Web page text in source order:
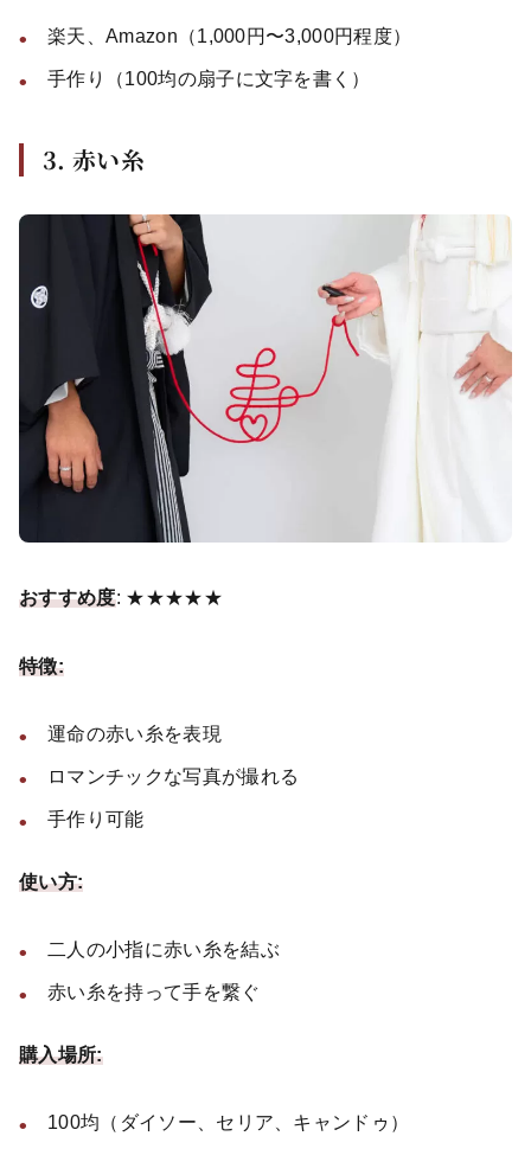
楽天、Amazon（1,000円〜3,000円程度）
手作り（100均の扇子に文字を書く）
3. 赤い糸
おすすめ度: ★★★★★
特徴:
運命の赤い糸を表現
ロマンチックな写真が撮れる
手作り可能
使い方:
二人の小指に赤い糸を結ぶ
赤い糸を持って手を繋ぐ
購入場所:
100均（ダイソー、セリア、キャンドゥ）